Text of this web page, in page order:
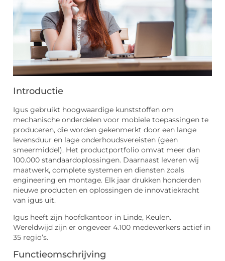
Introductie
Igus gebruikt hoogwaardige kunststoffen om
mechanische onderdelen voor mobiele toepassingen te
produceren, die worden gekenmerkt door een lange
levensduur en lage onderhoudsvereisten (geen
smeermiddel). Het productportfolio omvat meer dan
100.000 standaardoplossingen. Daarnaast leveren wij
maatwerk, complete systemen en diensten zoals
engineering en montage. Elk jaar drukken honderden
nieuwe producten en oplossingen de innovatiekracht
van igus uit.
Igus heeft zijn hoofdkantoor in Linde, Keulen.
Wereldwijd zijn er ongeveer 4.100 medewerkers actief in
35 regio’s.
Functieomschrijving